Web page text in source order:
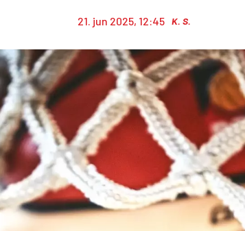
21. jun 2025, 12:45 K. S.